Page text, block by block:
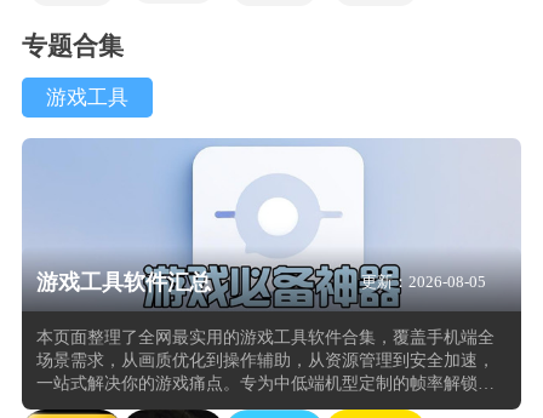
专题合集
游戏工具
游戏工具软件汇总 更新：2026-08-05
本页面整理了全网最实用的游戏工具软件合集，覆盖手机端全
场景需求，从画质优化到操作辅助，从资源管理到安全加速，
一站式解决你的游戏痛点。专为中低端机型定制的帧率解锁方
案，支持主流手游一键开启高帧模式，同时内置智能散热调